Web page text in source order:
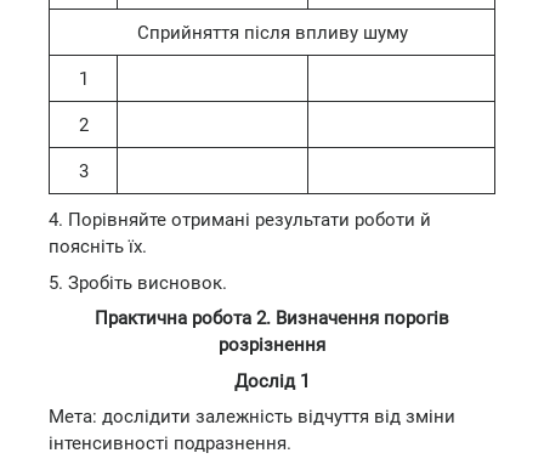
Сприйняття після впливу шуму
1
2
3
4. Порівняйте отримані результати роботи й
поясніть їх.
5. Зробіть висновок.
Практична робота 2. Визначення порогів
розрізнення
Дослід 1
Мета: дослідити залежність відчуття від зміни
інтенсивності подразнення.